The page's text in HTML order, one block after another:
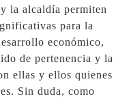
la alcaldía permiten
para la
económico,
de pertenencia y la
ellas y ellos quienes
Sin duda, como